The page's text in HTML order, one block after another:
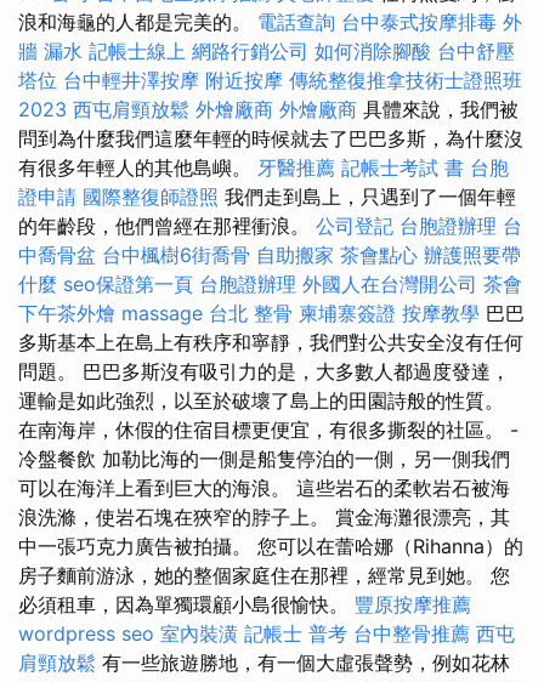
浪和海龜的人都是完美的。 電話查詢 台中泰式按摩排毒 外
牆 漏水 記帳士線上 網路行銷公司 如何消除腳酸 台中舒壓
塔位 台中輕井澤按摩 附近按摩 傳統整復推拿技術士證照班
2023 西屯肩頸放鬆 外燴廠商 外燴廠商 具體來說，我們被
問到為什麼我們這麼年輕的時候就去了巴巴多斯，為什麼沒
有很多年輕人的其他島嶼。 牙醫推薦 記帳士考試 書 台胞
證申請 國際整復師證照 我們走到島上，只遇到了一個年輕
的年齡段，他們曾經在那裡衝浪。 公司登記 台胞證辦理 台
中喬骨盆 台中楓樹6街喬骨 自助搬家 茶會點心 辦護照要帶
什麼 seo保證第一頁 台胞證辦理 外國人在台灣開公司 茶會
下午茶外燴 massage 台北 整骨 柬埔寨簽證 按摩教學 巴巴
多斯基本上在島上有秩序和寧靜，我們對公共安全沒有任何
問題。 巴巴多斯沒有吸引力的是，大多數人都過度發達，
運輸是如此強烈，以至於破壞了島上的田園詩般的性質。
在南海岸，休假的住宿目標更便宜，有很多撕裂的社區。 -
冷盤餐飲 加勒比海的一側是船隻停泊的一側，另一側我們
可以在海洋上看到巨大的海浪。 這些岩石的柔軟岩石被海
浪洗滌，使岩石塊在狹窄的脖子上。 賞金海灘很漂亮，其
中一張巧克力廣告被拍攝。 您可以在蕾哈娜（Rihanna）的
房子麵前游泳，她的整個家庭住在那裡，經常見到她。 您
必須租車，因為單獨環顧小島很愉快。 豐原按摩推薦
wordpress seo 室內裝潢 記帳士 普考 台中整骨推薦 西屯
肩頸放鬆 有一些旅遊勝地，有一個大虛張聲勢，例如花林